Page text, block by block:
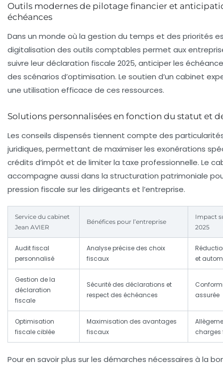
Outils modernes de pilotage financier et
échéances
Dans un monde où la gestion du temps et des priorités
digitalisation des outils comptables permet aux
suivre leurdéclaration fiscale 2025, anticiper les
des scénarios d’optimisation. Le soutien d’un cabinet
une utilisation efficace de ces ressources.
Solutions personnalisées en fonction du statut et
Les conseils dispensés tiennent compte des
juridiques, permettant de maximiser les exonérations
crédits d’impôt et de limiter la taxe professionnelle. Le
accompagne aussi dans la structuration patrimoniale
pression fiscale sur les dirigeants et l’entreprise.
Service du cabinet
Jean AVIER
Bénéfices pour l’entreprise
Impact
2025
Audit fiscal
personnalisé
Analyse précise des choix
fiscaux
et
Gestion de la
déclaration
fiscale
Sécurité des déclarations et
respect des échéances
assurée
Optimisation
fiscale ciblée
Maximisation des avantages
fiscaux
charges
Pour en savoir plus sur les démarches nécessaires à la